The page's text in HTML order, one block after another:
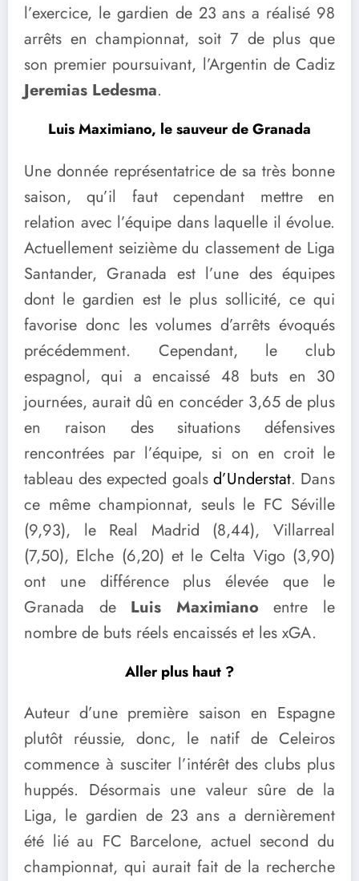
l’exercice, le gardien de 23 ans a réalisé 98
arrêts en championnat, soit 7 de plus que
son premier poursuivant, l’Argentin de Cadiz
Jeremias Ledesma.
Luis Maximiano, le sauveur de Granada
Une donnée représentatrice de sa très bonne
saison, qu’il faut cependant mettre en
relation avec l’équipe dans laquelle il évolue.
Actuellement seizième du classement de Liga
Santander, Granada est l’une des équipes
dont le gardien est le plus sollicité, ce qui
favorise donc les volumes d’arrêts évoqués
précédemment. Cependant, le club
espagnol, qui a encaissé 48 buts en 30
journées, aurait dû en concéder 3,65 de plus
en raison des situations défensives
rencontrées par l’équipe, si on en croit le
tableau des expected goals d’Understat. Dans
ce même championnat, seuls le FC Séville
(9,93), le Real Madrid (8,44), Villarreal
(7,50), Elche (6,20) et le Celta Vigo (3,90)
ont une différence plus élevée que le
Granada de Luis Maximiano entre le
nombre de buts réels encaissés et les xGA.
Aller plus haut ?
Auteur d’une première saison en Espagne
plutôt réussie, donc, le natif de Celeiros
commence à susciter l’intérêt des clubs plus
huppés. Désormais une valeur sûre de la
Liga, le gardien de 23 ans a dernièrement
été lié au FC Barcelone, actuel second du
championnat, qui aurait fait de la recherche